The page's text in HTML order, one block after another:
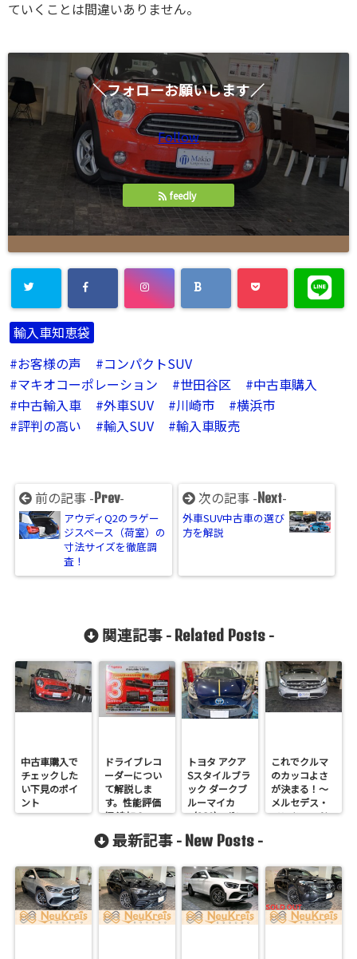
ていくことは間違いありません。
＼フォローお願いします／
Follow
feedly
輸入車知恵袋
お客様の声
コンパクトSUV
マキオコーポレーション
世田谷区
中古車購入
中古輸入車
外車SUV 川崎市
横浜市
評判の高い
輸入SUV 輸入車販売
前の記事 - Prev-
アウディQ2のラゲー
ジスペース（荷室）の
寸法サイズを徹底調
査！
次の記事 - Next-
外車SUV中古車の選び
方を解説
関連記事 - Related Posts-
中古車購入で
チェックした
い下見のポイ
ント
ドライブレコ
ーダーについ
て解説しま
す。性能評価
編 追加２
トヨタ アクア
Sスタイルブラ
ック ダークブ
ルーマイカ
〈8S6〉 ボン
これでクルマ
のカッコよさ
が決まる！～
メルセデス・
ベンツヘッド
最新記事 - New Posts -